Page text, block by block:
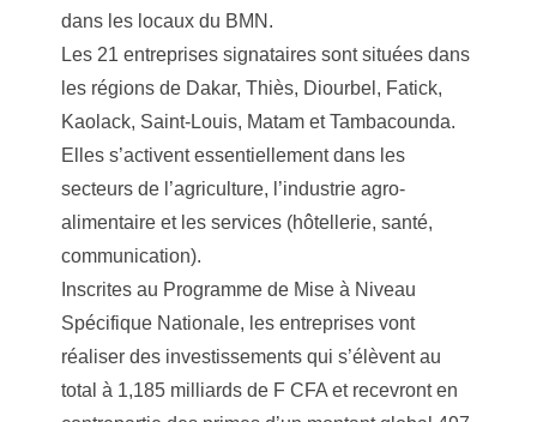
dans les locaux du BMN.
Les 21 entreprises signataires sont situées dans
les régions de Dakar, Thiès, Diourbel, Fatick,
Kaolack, Saint-Louis, Matam et Tambacounda.
Elles s’activent essentiellement dans les
secteurs de l’agriculture, l’industrie agro-
alimentaire et les services (hôtellerie, santé,
communication).
Inscrites au Programme de Mise à Niveau
Spécifique Nationale, les entreprises vont
réaliser des investissements qui s’élèvent au
total à 1,185 milliards de F CFA et recevront en